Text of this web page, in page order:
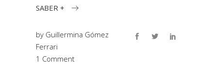
SABER +
by Guillermina Gómez
Ferrari
1 Comment